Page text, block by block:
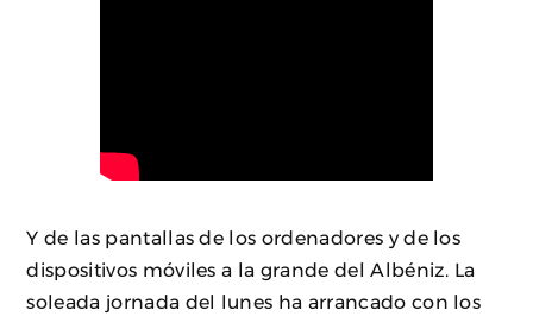
Y de las pantallas de los ordenadores y de los
dispositivos móviles a la grande del Albéniz. La
soleada jornada del lunes ha arrancado con los